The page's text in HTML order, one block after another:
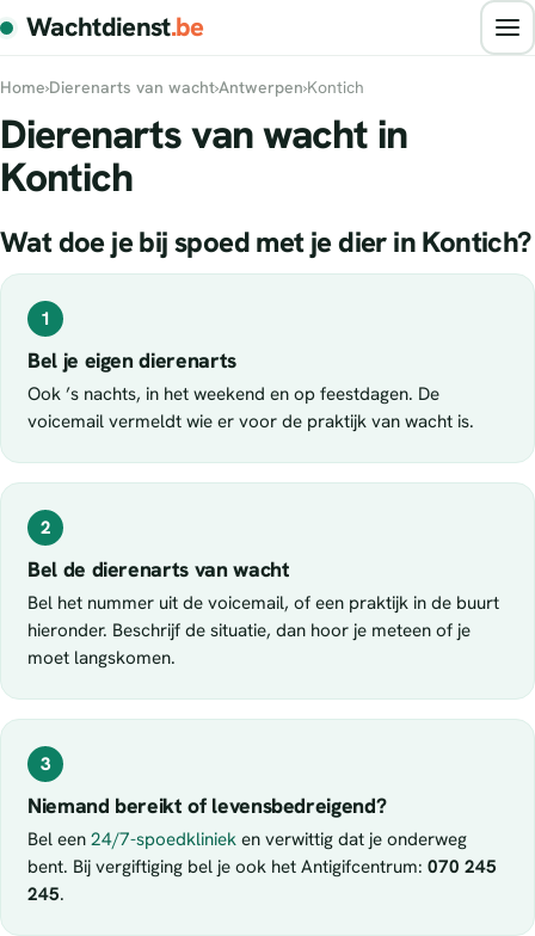
Wachtdienst.be
Home›Dierenarts van wacht›Antwerpen›Kontich
Dierenarts van wacht in
Kontich
Wat doe je bij spoed met je dier in Kontich?
1
Bel je eigen dierenarts
Ook ’s nachts, in het weekend en op feestdagen. De
voicemail vermeldt wie er voor de praktijk van wacht is.
2
Bel de dierenarts van wacht
Bel het nummer uit de voicemail, of een praktijk in de buurt
hieronder. Beschrijf de situatie, dan hoor je meteen of je
moet langskomen.
3
Niemand bereikt of levensbedreigend?
Bel een 24/7-spoedkliniek en verwittig dat je onderweg
bent. Bij vergiftiging bel je ook het Antigifcentrum: 070 245
245.